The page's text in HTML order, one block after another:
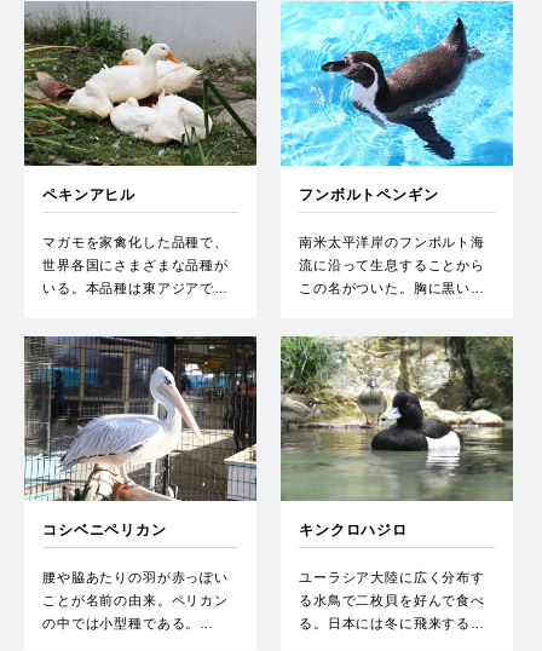
ペキンアヒル
マガモを家禽化した品種で、
世界各国にさまざまな品種が
いる。本品種は東アジアで…
フンボルトペンギン
南米太平洋岸のフンボルト海
流に沿って生息することから
この名がついた。胸に黒い…
コシベニペリカン
腰や脇あたりの羽が赤っぽい
ことが名前の由来。ペリカン
の中では小型種である。…
キンクロハジロ
ユーラシア大陸に広く分布す
る水鳥で二枚貝を好んで食べ
る。日本には冬に飛来する…